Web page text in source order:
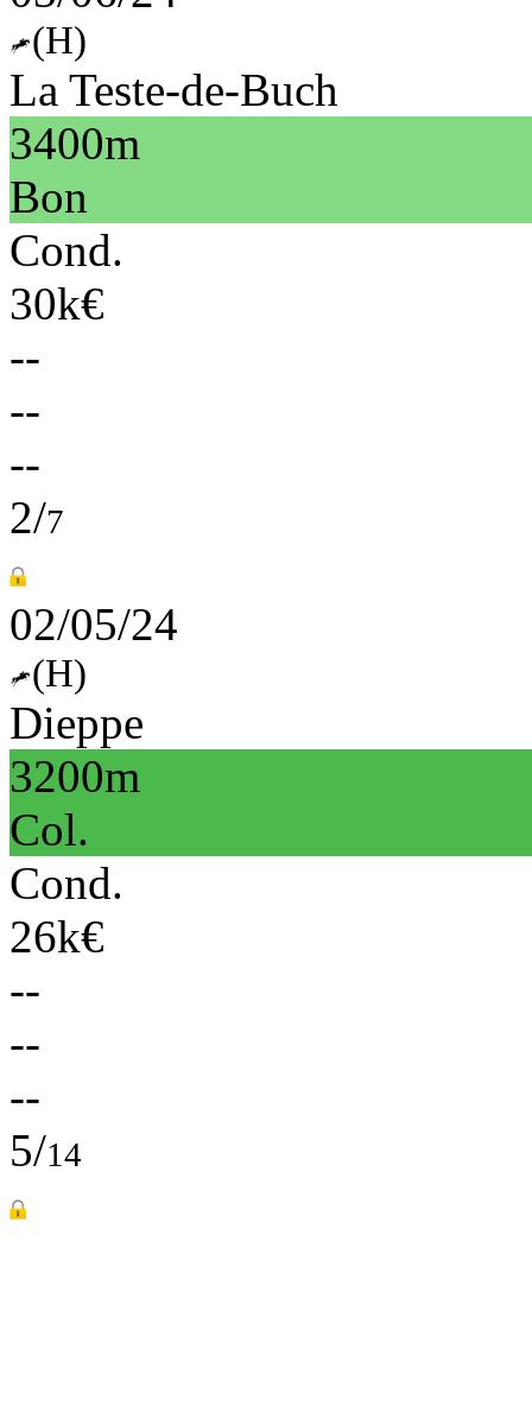
(H)
La Teste-de-Buch
3400m
Bon
Cond.
30k€
--
--
--
2/7
02/05/24
(H)
Dieppe
3200m
Col.
Cond.
26k€
--
--
--
5/14